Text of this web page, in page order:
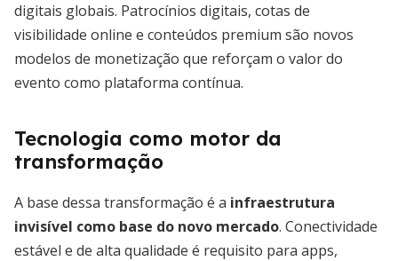
digitais globais. Patrocínios digitais, cotas de
visibilidade online e conteúdos premium são novos
modelos de monetização que reforçam o valor do
evento como plataforma contínua.
Tecnologia como motor da
transformação
A base dessa transformação é a infraestrutura
invisível como base do novo mercado. Conectividade
estável e de alta qualidade é requisito para apps,